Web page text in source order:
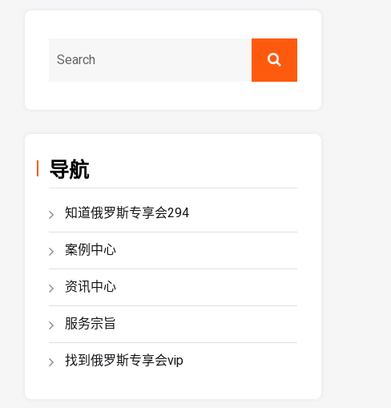
导航
知道俄罗斯专享会294
案例中心
资讯中心
服务宗旨
找到俄罗斯专享会vip